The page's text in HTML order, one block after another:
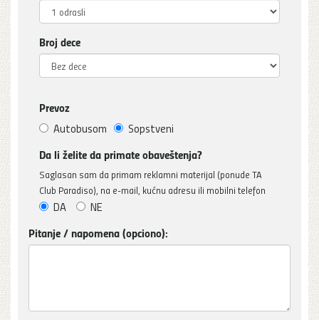
Broj dece
Prevoz
Autobusom Sopstveni
Da li želite da primate obaveštenja?
Saglasan sam da primam reklamni materijal (ponude TA
Club Paradiso), na e-mail, kućnu adresu ili mobilni telefon
DA NE
Pitanje / napomena (opciono):